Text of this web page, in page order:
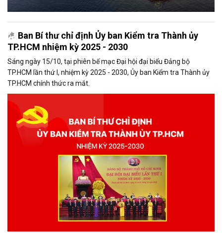
Ban Bí thư chỉ định Ủy ban Kiểm tra Thành ủy
TP.HCM nhiệm kỳ 2025 - 2030
Sáng ngày 15/10, tại phiên bế mạc Đại hội đại biểu Đảng bộ
TP.HCM lần thứ I, nhiệm kỳ 2025 - 2030, Ủy ban Kiểm tra Thành ủy
TP.HCM chính thức ra mắt.